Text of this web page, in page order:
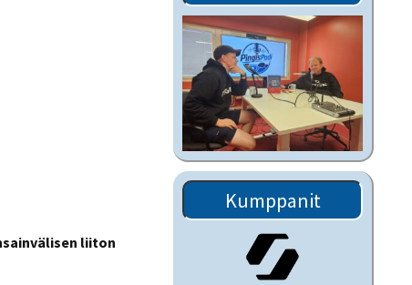
liiton
Kumppanit